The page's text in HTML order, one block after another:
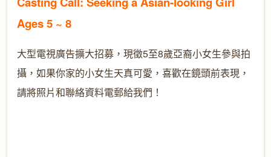
聯絡
Ages 5 ~ 8
大型電視廣告擴大招募，現徵5至8歲亞裔小女生參與拍
攝，如果你家的小女生天真可愛，喜歡在鏡頭前表現，
請將照片和聯絡資料電郵給我們！